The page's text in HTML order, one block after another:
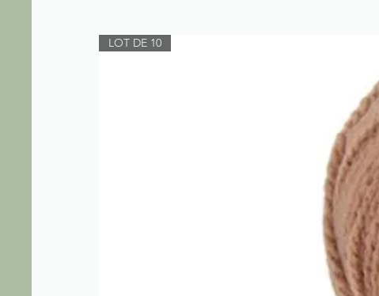
LOT DE 10